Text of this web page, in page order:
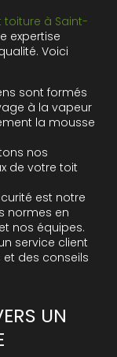
à Saint-
expertise
Voici
sont formés
à la vapeur
la mousse
nos
de votre toit
est notre
normes en
nos équipes.
service client
des conseils
UN